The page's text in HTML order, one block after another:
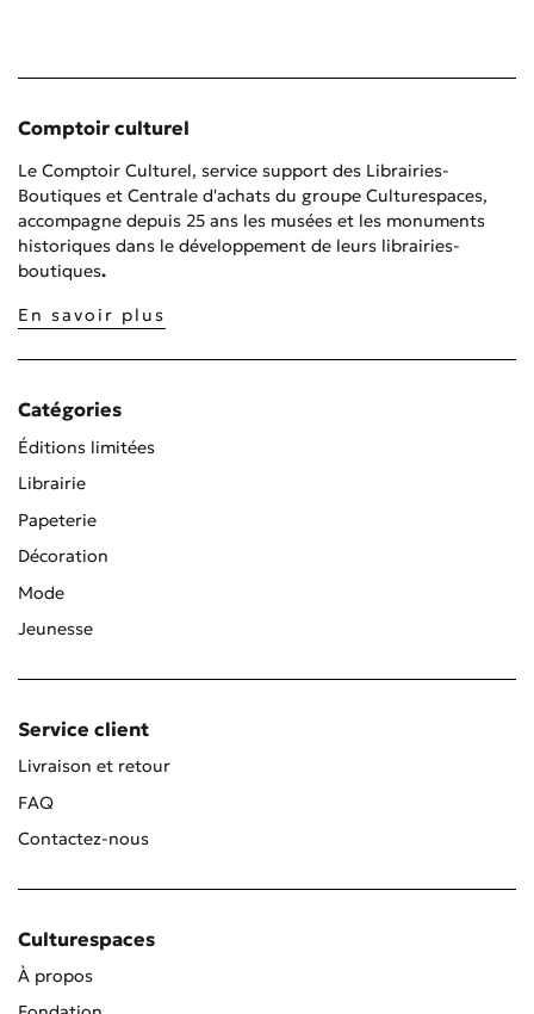
Comptoir culturel
Le Comptoir Culturel, service support des Librairies-
Boutiques et Centrale d'achats du groupe Culturespaces,
accompagne depuis 25 ans les musées et les monuments
historiques dans le développement de leurs librairies-
boutiques.
En savoir plus
Catégories
Éditions limitées
Librairie
Papeterie
Décoration
Mode
Jeunesse
Service client
Livraison et retour
FAQ
Contactez-nous
Culturespaces
À propos